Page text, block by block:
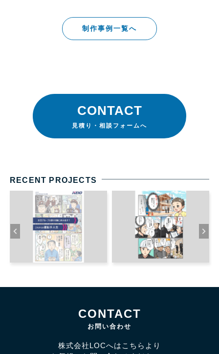
制作事例一覧へ
CONTACT
見積り・相談フォームへ
RECENT PROJECTS
CONTACT
お問い合わせ
株式会社LOCへはこちらより